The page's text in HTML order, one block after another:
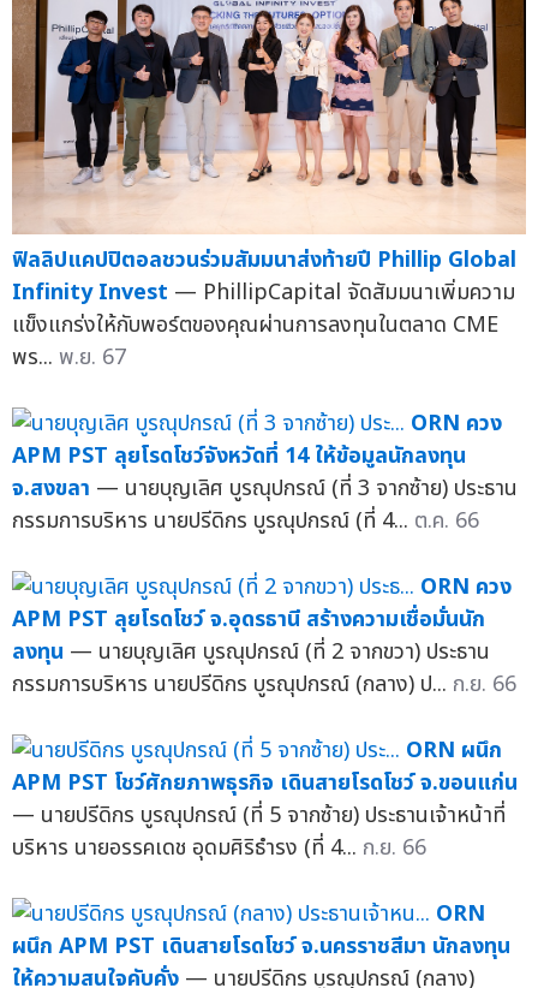
ฟิลลิปแคปปิตอลชวนร่วมสัมมนาส่งท้ายปี Phillip Global
Infinity Invest — PhillipCapital จัดสัมมนาเพิ่มความ
แข็งแกร่งให้กับพอร์ตของคุณผ่านการลงทุนในตลาด CME
พร... พ.ย. 67
ORN ควง
APM PST ลุยโรดโชว์จังหวัดที่ 14 ให้ข้อมูลนักลงทุน
จ.สงขลา — นายบุญเลิศ บูรณุปกรณ์ (ที่ 3 จากซ้าย) ประธาน
กรรมการบริหาร นายปรีดิกร บูรณุปกรณ์ (ที่ 4... ต.ค. 66
ORN ควง
APM PST ลุยโรดโชว์ จ.อุดรธานี สร้างความเชื่อมั่นนัก
ลงทุน — นายบุญเลิศ บูรณุปกรณ์ (ที่ 2 จากขวา) ประธาน
กรรมการบริหาร นายปรีดิกร บูรณุปกรณ์ (กลาง) ป... ก.ย. 66
ORN ผนึก
APM PST โชว์ศักยภาพธุรกิจ เดินสายโรดโชว์ จ.ขอนแก่น
— นายปรีดิกร บูรณุปกรณ์ (ที่ 5 จากซ้าย) ประธานเจ้าหน้าที่
บริหาร นายอรรคเดช อุดมศิริธำรง (ที่ 4... ก.ย. 66
ORN
ผนึก APM PST เดินสายโรดโชว์ จ.นครราชสีมา นักลงทุน
ให้ความสนใจคับคั่ง — นายปรีดิกร บูรณุปกรณ์ (กลาง)